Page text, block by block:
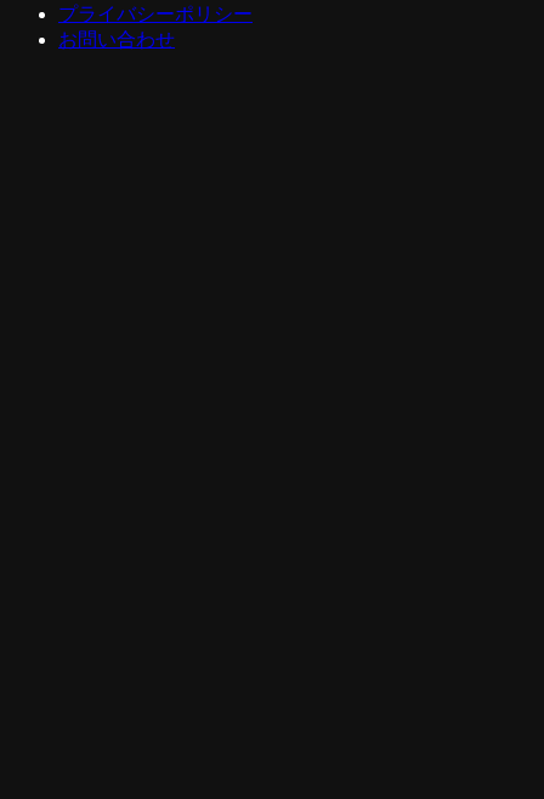
プライバシーポリシー
お問い合わせ